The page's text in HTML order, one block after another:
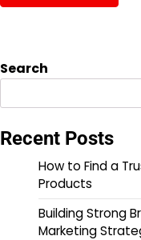
Search
Recent Posts
How to Find a
Products
Building Strong
Marketing